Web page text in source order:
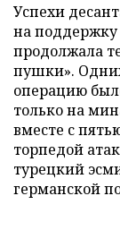
Успехи
на поддержку
продолжала
пушки».
операцию
только на
вместе с
торпедой
турецкий
германской